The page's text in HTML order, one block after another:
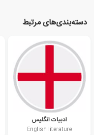
دسته‌بندی‌های مرتبط
ادبیات انگلیس
English literature